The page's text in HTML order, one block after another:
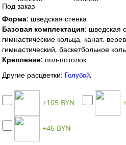
Под заказ
Форма: шведская стенка
Базовая комплектация: шведская
гимнастические кольца, канат,
гимнастический, баскетбольное
Крепление: пол-потолок
Другие расцветки: Голубой,
+105 BYN
+46 BYN